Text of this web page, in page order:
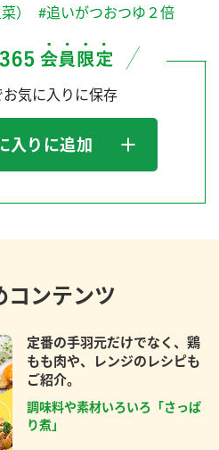
） #追いがつおつゆ２倍
気に入りに保存
入りに追加
コンテンツ
定番の手羽元だけでなく、鶏
もも肉や、レンジのレシピも
ご紹介。
調味料や素材いろいろ「さっぱ
り煮」